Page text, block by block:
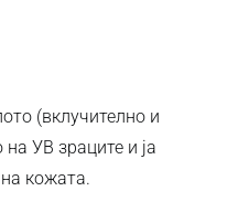
(вклучително и
УВ зраците и ја
кожата.